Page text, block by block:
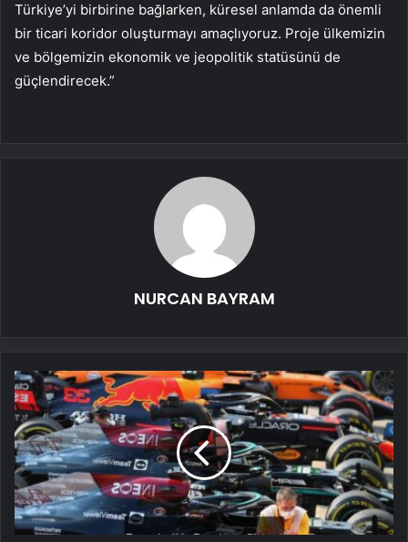
Türkiye’yi birbirine bağlarken, küresel anlamda da önemli
bir ticari koridor oluşturmayı amaçlıyoruz. Proje ülkemizin
ve bölgemizin ekonomik ve jeopolitik statüsünü de
güçlendirecek.”
NURCAN BAYRAM